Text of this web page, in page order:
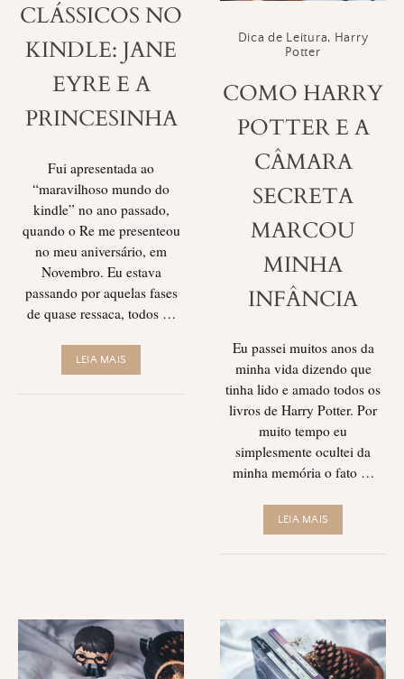
CLÁSSICOS NO
KINDLE: JANE
EYRE E A
PRINCESINHA
Fui apresentada ao
“maravilhoso mundo do
kindle” no ano passado,
quando o Re me presenteou
no meu aniversário, em
Novembro. Eu estava
passando por aquelas fases
de quase ressaca, todos …
LEIA MAIS
Dica de Leitura, Harry
Potter
COMO HARRY
POTTER E A
CÂMARA
SECRETA
MARCOU
MINHA
INFÂNCIA
Eu passei muitos anos da
minha vida dizendo que
tinha lido e amado todos os
livros de Harry Potter. Por
muito tempo eu
simplesmente ocultei da
minha memória o fato …
LEIA MAIS